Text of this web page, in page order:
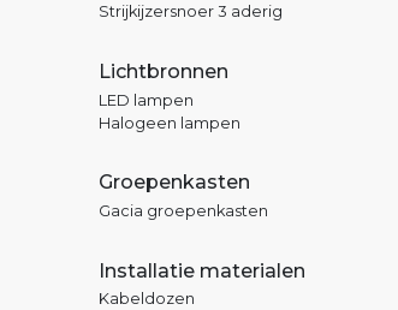
Strijkijzersnoer 3 aderig
Lichtbronnen
LED lampen
Halogeen lampen
Groepenkasten
Gacia groepenkasten
Installatie materialen
Kabeldozen